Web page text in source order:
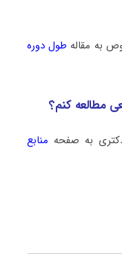
به مقاله طول دوره
مطالعه کنم؟
دکتری به صفحه منابع